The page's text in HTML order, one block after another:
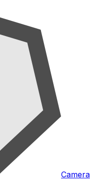
Camera